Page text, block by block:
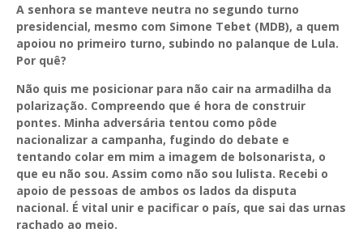
A senhora se manteve neutra no segundo turno
presidencial, mesmo com Simone Tebet (MDB), a quem
apoiou no primeiro turno, subindo no palanque de Lula.
Por quê?
Não quis me posicionar para não cair na armadilha da
polarização. Compreendo que é hora de construir
pontes. Minha adversária tentou como pôde
nacionalizar a campanha, fugindo do debate e
tentando colar em mim a imagem de bolsonarista, o
que eu não sou. Assim como não sou lulista. Recebi o
apoio de pessoas de ambos os lados da disputa
nacional. É vital unir e pacificar o país, que sai das urnas
rachado ao meio.